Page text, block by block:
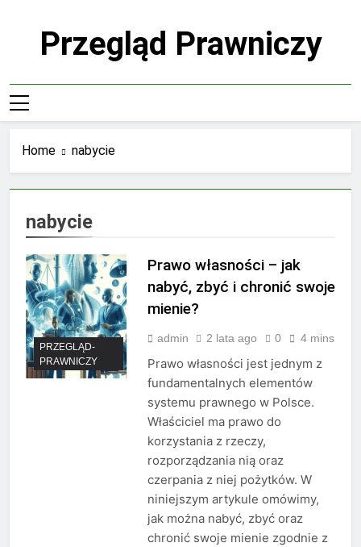
Przegląd Prawniczy
Home nabycie
nabycie
PRZEGLĄD-
PRAWNICZY
Prawo własności – jak
nabyć, zbyć i chronić swoje
mienie?
admin 2 lata ago 0 4 mins
Prawo własności jest jednym z
fundamentalnych elementów
systemu prawnego w Polsce.
Właściciel ma prawo do
korzystania z rzeczy,
rozporządzania nią oraz
czerpania z niej pożytków. W
niniejszym artykule omówimy,
jak można nabyć, zbyć oraz
chronić swoje mienie zgodnie z